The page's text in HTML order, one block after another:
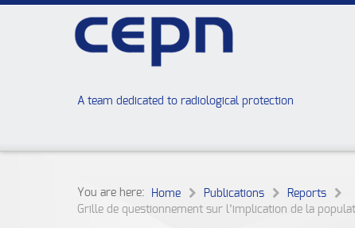
A team dedicated to radiological protection
You are here: Home Publications
Reports
Grille de questionnement sur l’implication de la